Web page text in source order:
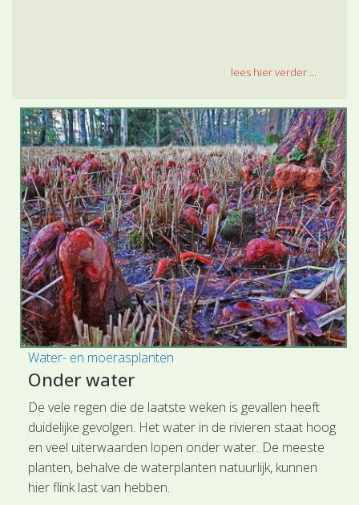
lees hier verder ...
Water- en moerasplanten
Onder water
De vele regen die de laatste weken is gevallen heeft
duidelijke gevolgen. Het water in de rivieren staat hoog
en veel uiterwaarden lopen onder water. De meeste
planten, behalve de waterplanten natuurlijk, kunnen
hier flink last van hebben.